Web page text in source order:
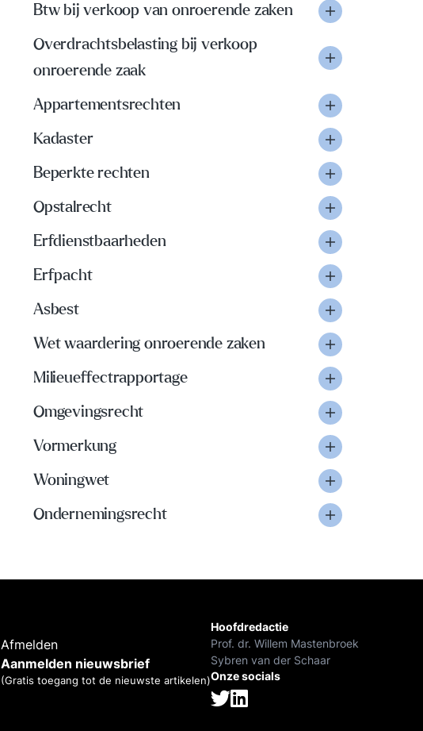
Btw bij verkoop van onroerende zaken
Overdrachtsbelasting bij verkoop
onroerende zaak
Appartementsrechten
Kadaster
Beperkte rechten
Opstalrecht
Erfdienstbaarheden
Erfpacht
Asbest
Wet waardering onroerende zaken
Milieueffectrapportage
Omgevingsrecht
Vormerkung
Woningwet
Ondernemingsrecht
Afmelden
Aanmelden nieuwsbrief
(Gratis toegang tot de nieuwste artikelen)
Hoofdredactie
Prof. dr. Willem Mastenbroek
Sybren van der Schaar
Onze socials